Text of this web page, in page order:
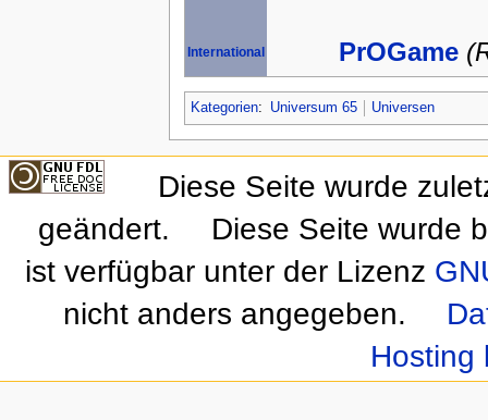
International PrOGame
Kategorien: Universum 65 Universen
Diese Seite wurde
geändert.
Diese Seite wurde
ist verfügbar unter der Lizenz
nicht anders angegeben.
Hosting